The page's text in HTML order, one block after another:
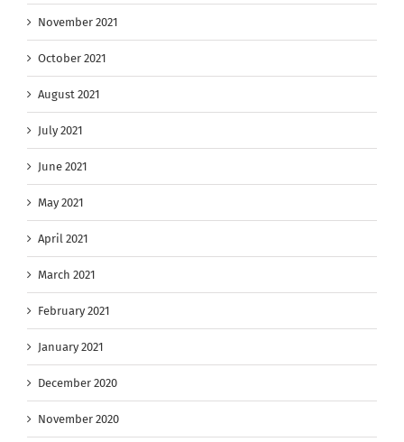
November 2021
October 2021
August 2021
July 2021
June 2021
May 2021
April 2021
March 2021
February 2021
January 2021
December 2020
November 2020